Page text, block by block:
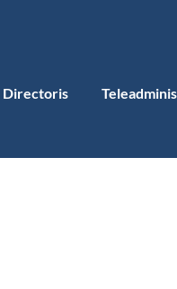
Directoris